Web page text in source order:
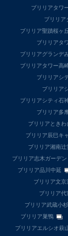
ブリリアタワ
ブリリア
ブリリア聖蹟桜ヶ
ブリリアタ
ブリリアグランデ
ブリリアタワー高
ブリリアシ
ブリリア
ブリリアシティ石
ブリリア多
ブリリアとき
ブリリア辰巳キ
ブリリア湘南辻
ブリリア志木ガーデン
ブリリア品川中延
ブリリア文京
ブリリア代
ブリリア武蔵小杉
ブリリア巣鴨
ブリリアエルシオ萩